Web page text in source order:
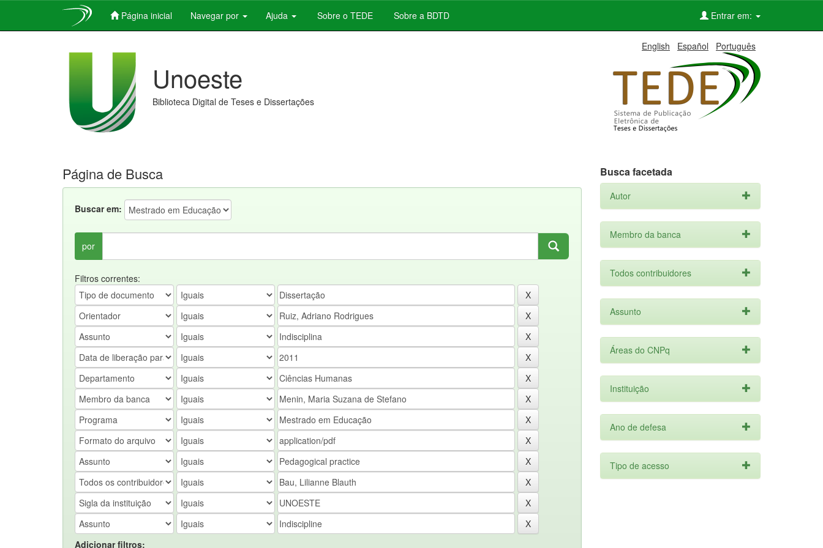
Página inicial Navegar por Ajuda Sobre o TEDE Sobre a BDTD Entrar em:
English Español Português
Unoeste
Biblioteca Digital de Teses e Dissertações
Página de Busca
Buscar em:
por
Filtros correntes:
Adicionar filtros:
Busca facetada
Autor
Membro da banca
Todos contribuidores
Assunto
Áreas do CNPq
Instituição
Ano de defesa
Tipo de acesso